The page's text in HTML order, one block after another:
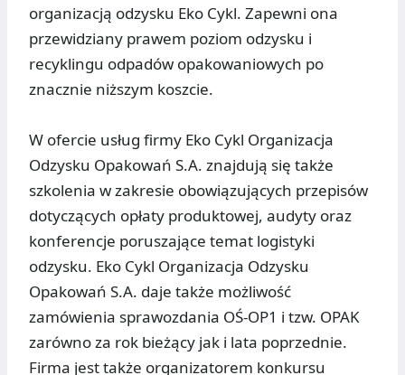
organizacją odzysku Eko Cykl. Zapewni ona
przewidziany prawem poziom odzysku i
recyklingu odpadów opakowaniowych po
znacznie niższym koszcie.
W ofercie usług firmy Eko Cykl Organizacja
Odzysku Opakowań S.A. znajdują się także
szkolenia w zakresie obowiązujących przepisów
dotyczących opłaty produktowej, audyty oraz
konferencje poruszające temat logistyki
odzysku. Eko Cykl Organizacja Odzysku
Opakowań S.A. daje także możliwość
zamówienia sprawozdania OŚ-OP1 i tzw. OPAK
zarówno za rok bieżący jak i lata poprzednie.
Firma jest także organizatorem konkursu